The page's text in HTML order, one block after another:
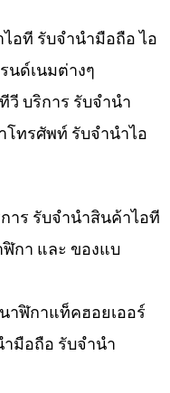
อที รับจำนำมือถือ ไอ
นด์เนมต่างๆ
บริการ รับจำนำ
ทรศัพท์ รับจำนำไอ
าร รับจำนำสินค้าไอที
กา และ ของแบ
าฬิกาแท็คฮอยเออร์
มือถือ รับจำนำ